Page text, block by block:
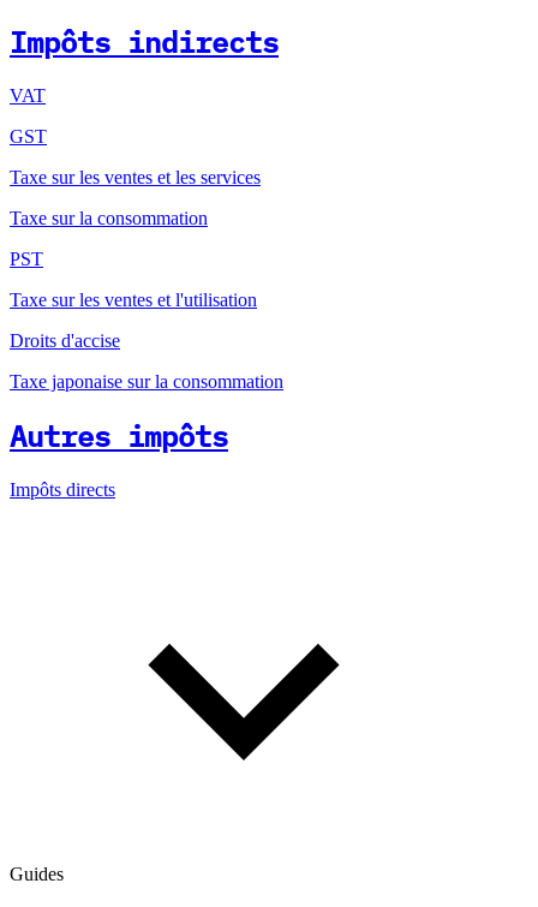
Impôts indirects
VAT
GST
Taxe sur les ventes et les services
Taxe sur la consommation
PST
Taxe sur les ventes et l'utilisation
Droits d'accise
Taxe japonaise sur la consommation
Autres impôts
Impôts directs
Guides